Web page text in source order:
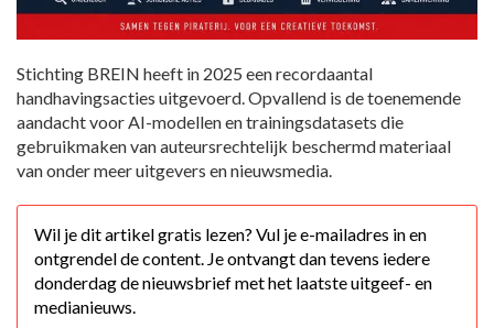
Stichting BREIN heeft in 2025 een recordaantal
handhavingsacties uitgevoerd. Opvallend is de toenemende
aandacht voor AI-modellen en trainingsdatasets die
gebruikmaken van auteursrechtelijk beschermd materiaal
van onder meer uitgevers en nieuwsmedia.
Wil je dit artikel gratis lezen? Vul je e-mailadres in en
ontgrendel de content. Je ontvangt dan tevens iedere
donderdag de nieuwsbrief met het laatste uitgeef- en
medianieuws.